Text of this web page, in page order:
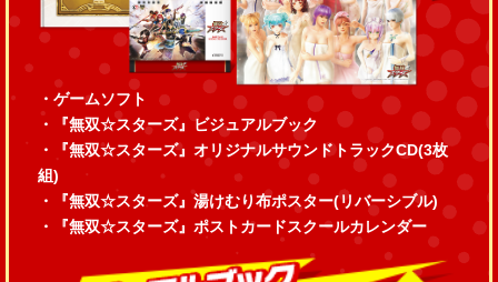
・ゲームソフト
・『無双☆スターズ』ビジュアルブック
・『無双☆スターズ』オリジナルサウンドトラックCD(3枚
組)
・『無双☆スターズ』湯けむり布ポスター(リバーシブル)
・『無双☆スターズ』ポストカードスクールカレンダー